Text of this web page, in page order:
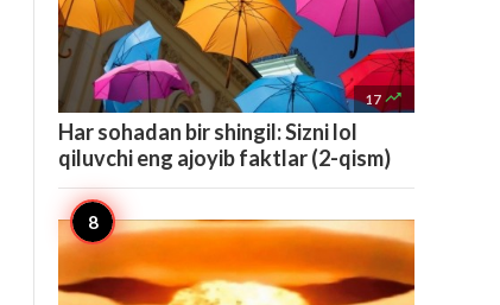
17 
Har sohadan bir shingil: Sizni lol
qiluvchi eng ajoyib faktlar (2-qism)